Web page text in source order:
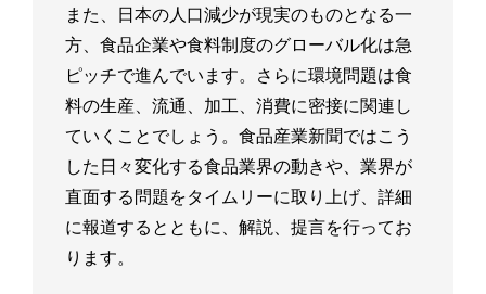
また、日本の人口減少が現実のものとなる一
方、食品企業や食料制度のグローバル化は急
ピッチで進んでいます。さらに環境問題は食
料の生産、流通、加工、消費に密接に関連し
ていくことでしょう。食品産業新聞ではこう
した日々変化する食品業界の動きや、業界が
直面する問題をタイムリーに取り上げ、詳細
に報道するとともに、解説、提言を行ってお
ります。